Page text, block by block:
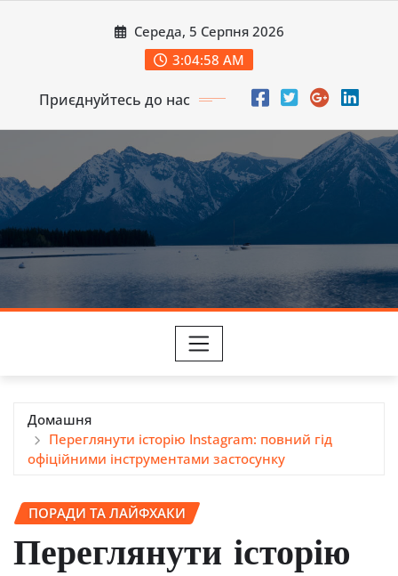
Середа, 5 Серпня 2026
3:04:59 AM
Приєднуйтесь до нас
Домашня
Переглянути історію Instagram: повний гід
офіційними інструментами застосунку
ПОРАДИ ТА ЛАЙФХАКИ
Переглянути історію